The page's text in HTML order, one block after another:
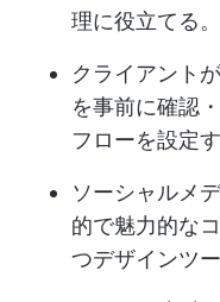
理に役立てる。
クライアント
を事前に確認
フローを設定す
ソーシャルメ
的で魅力的な
つデザインツ